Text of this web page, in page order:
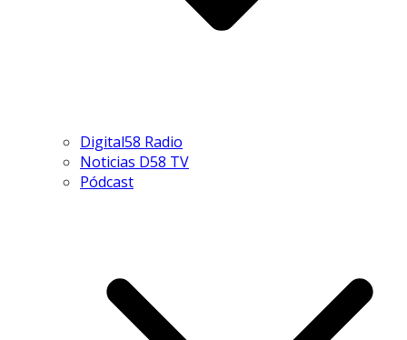
Digital58 Radio
Noticias D58 TV
Pódcast